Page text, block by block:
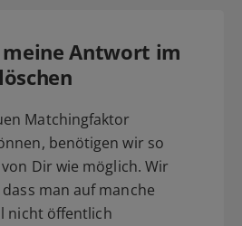
Antwort im
Matchingfaktor
benötigen wir so
Dir wie möglich. Wir
man auf manche
nicht öffentlich